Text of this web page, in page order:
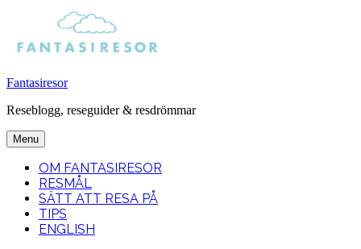
Fantasiresor
Reseblogg, reseguider & resdrömmar
Menu
OM FANTASIRESOR
RESMÅL
SÄTT ATT RESA PÅ
TIPS
ENGLISH